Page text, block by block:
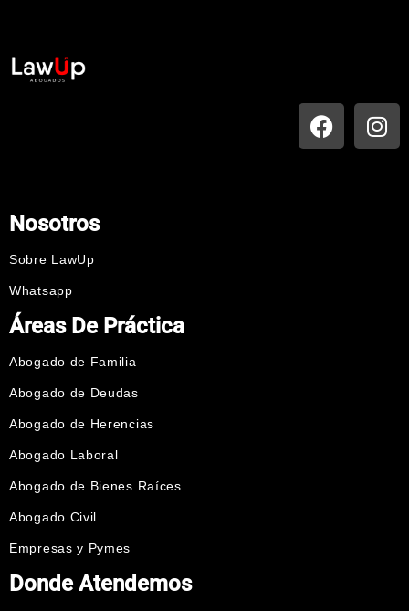
Nosotros
Sobre LawUp
Whatsapp
Áreas De Práctica
Abogado de Familia
Abogado de Deudas
Abogado de Herencias
Abogado Laboral
Abogado de Bienes Raíces
Abogado Civil
Empresas y Pymes
Donde Atendemos